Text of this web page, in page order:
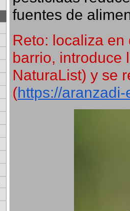
fuentes de
Reto: localiza
barrio, introduce
NaturaList) y se
(https://